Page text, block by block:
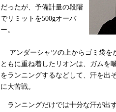
だったが、予備計量の段階
でリミットを500gオーバ
ー。
アンダーシャツの上からゴミ袋を
ともに重ね着したリオンは、ガムを
をランニングするなどして、汗を出
に大苦戦。
ランニングだけでは十分な汗が出